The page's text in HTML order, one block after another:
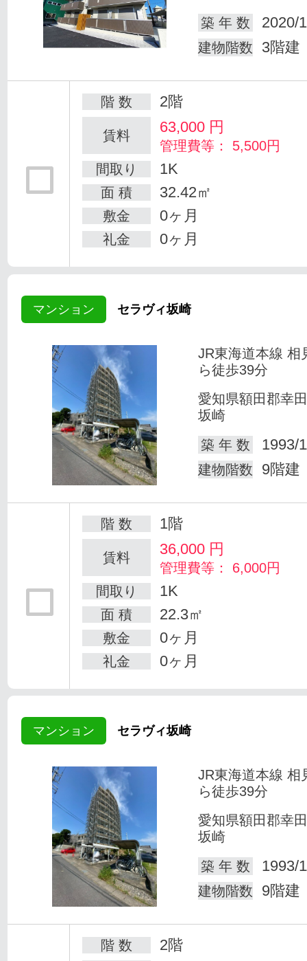
築 年 数
2020/
建物階数 3階建
階 数 2階
賃料 63,000 円
管理費等： 5,500円
間取り
1K
面 積 32.42㎡
敷金 0ヶ月
礼金 0ヶ月
マンション セラヴィ坂崎
JR東海道本線 相
ら徒歩39分
愛知県額田郡幸
坂崎
築 年 数
1993/
建物階数 9階建
階 数 1階
賃料 36,000 円
管理費等： 6,000円
間取り
1K
面 積 22.3㎡
敷金 0ヶ月
礼金 0ヶ月
マンション セラヴィ坂崎
JR東海道本線 相
ら徒歩39分
愛知県額田郡幸
坂崎
築 年 数
1993/
建物階数 9階建
階 数 2階